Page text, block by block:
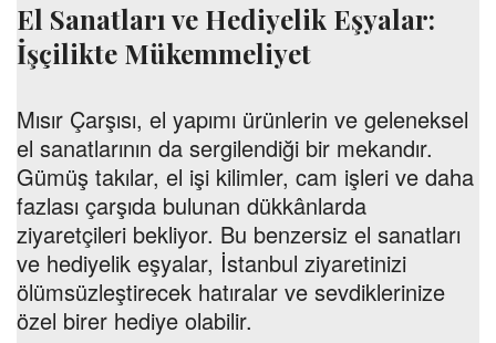
El Sanatları ve Hediyelik Eşyalar:
İşçilikte Mükemmeliyet
Mısır Çarşısı, el yapımı ürünlerin ve geleneksel
el sanatlarının da sergilendiği bir mekandır.
Gümüş takılar, el işi kilimler, cam işleri ve daha
fazlası çarşıda bulunan dükkânlarda
ziyaretçileri bekliyor. Bu benzersiz el sanatları
ve hediyelik eşyalar, İstanbul ziyaretinizi
ölümsüzleştirecek hatıralar ve sevdiklerinize
özel birer hediye olabilir.